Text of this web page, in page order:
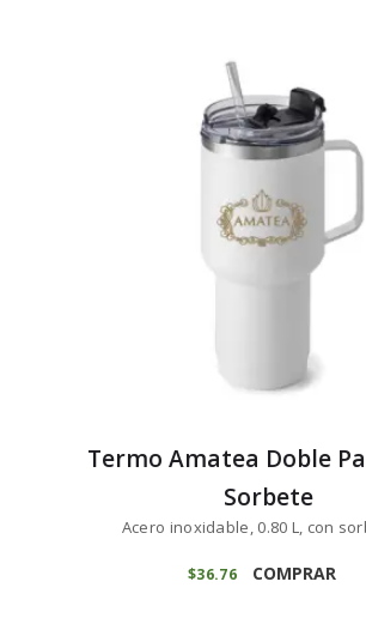
Termo Amatea Doble
Sorbete
Acero inoxidable, 0.80 L, con
$36 76 COMPRAR